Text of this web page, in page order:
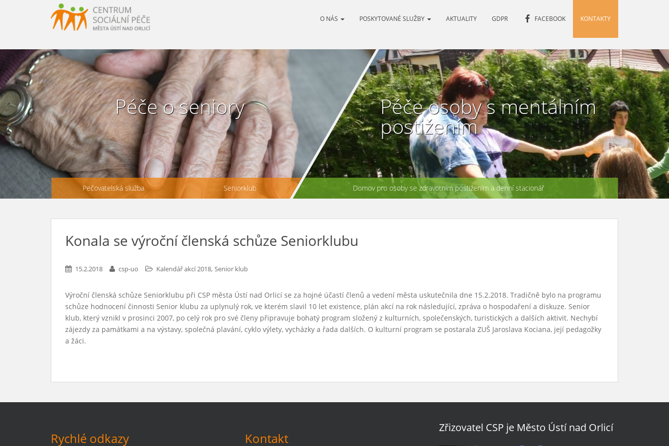
URLLL=http://csp-uo.cz/wp-content/themes/cspuo2=
O NÁS POSKYTOVANÉ SLUŽBY AKTUALITY GDPR FACEBOOK KONTAKTY
HERE http://csp-uo.cz/wp-content/themes/cspuo2
Péče o seniory
Pečovatelská služba Seniorklub
Péče osoby s mentálním
postižením
Domov pro osoby se zdravotním postižením a denní stacionář
Konala se výroční členská schůze Seniorklubu
15.2.2018 csp-uo Kalendář akcí 2018, Senior klub
Výroční členská schůze Seniorklubu při CSP města Ústí nad Orlicí se za hojné účastí členů a vedení města uskutečnila dne 15.2.2018. Tradičně bylo na programu
schůze hodnocení činnosti Senior klubu za uplynulý rok, ve kterém slavil 10 let existence, plán akcí na rok následující, zpráva o hospodaření a diskuze. Senior
klub, který vznikl v prosinci 2007, po celý rok pro své členy připravuje bohatý program složený z kulturních, společenských, turistických a dalších aktivit. Nechybí
zájezdy za památkami a na výstavy, společná plavání, cyklo výlety, vycházky a řada dalších. O kulturní program se postarala ZUŠ Jaroslava Kociana, její pedagožky
a žáci.
Rychlé odkazy Kontakt
Zřizovatel CSP je Město Ústí nad Orlicí